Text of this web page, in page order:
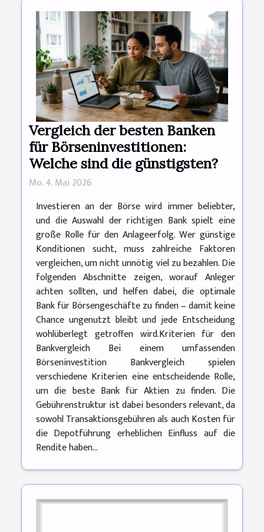
Vergleich der besten Banken
für Börseninvestitionen:
Welche sind die günstigsten?
Mo. 4. Mai 2026
Investieren an der Börse wird immer beliebter,
und die Auswahl der richtigen Bank spielt eine
große Rolle für den Anlageerfolg. Wer günstige
Konditionen sucht, muss zahlreiche Faktoren
vergleichen, um nicht unnötig viel zu bezahlen. Die
folgenden Abschnitte zeigen, worauf Anleger
achten sollten, und helfen dabei, die optimale
Bank für Börsengeschäfte zu finden – damit keine
Chance ungenutzt bleibt und jede Entscheidung
wohlüberlegt getroffen wird.Kriterien für den
Bankvergleich Bei einem umfassenden
Börseninvestition Bankvergleich spielen
verschiedene Kriterien eine entscheidende Rolle,
um die beste Bank für Aktien zu finden. Die
Gebührenstruktur ist dabei besonders relevant, da
sowohl Transaktionsgebühren als auch Kosten für
die Depotführung erheblichen Einfluss auf die
Rendite haben...